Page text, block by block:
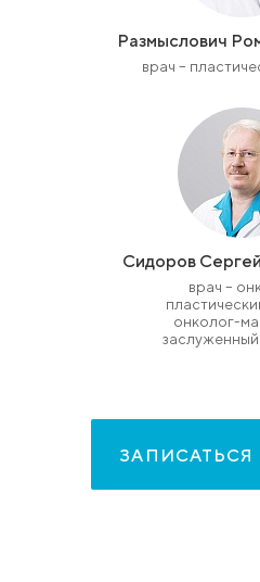
Размыслович
врач –
Сидоров
врач –
онколог-